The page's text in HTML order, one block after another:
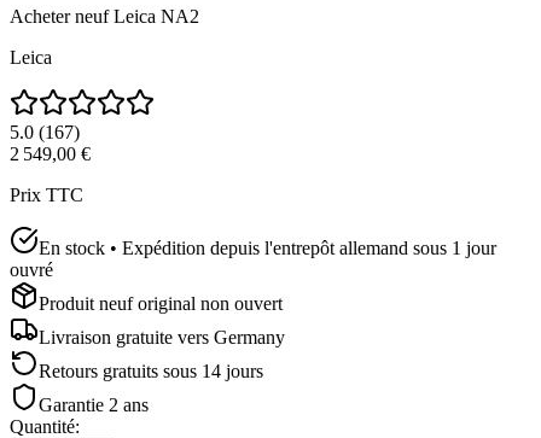
Acheter neuf Leica NA2
Leica
5.0 (167)
2 549,00 €
Prix TTC
En stock • Expédition depuis l'entrepôt allemand sous 1 jour
ouvré
Produit neuf original non ouvert
Livraison gratuite vers Germany
Retours gratuits sous 14 jours
Garantie 2 ans
Quantité: